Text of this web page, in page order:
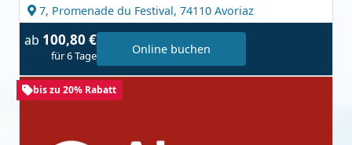
7, Promenade du Festival, 74110 Avoriaz
ab 100,80 €
für 6 Tage Online buchen
bis zu 20% Rabatt